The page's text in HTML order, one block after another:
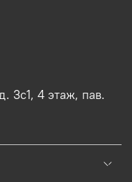
3с1, 4 этаж, пав.